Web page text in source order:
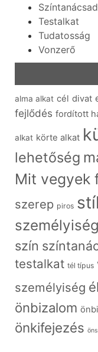
Testalkat
Tudatosság
Vonzerő
alma alkat cél divat
fejlődés fordított
alkat körte alkat
lehetőség
Mit vegyek
szerep piros
személyiség
szín
testalkat tél típus
személyiség
önbizalom
önkifejezés